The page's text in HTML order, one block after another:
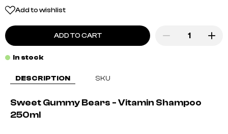
Add to wishlist
ADD TO CART
In stock
DESCRIPTION SKU
Sweet Gummy Bears - Vitamin Shampoo
250ml